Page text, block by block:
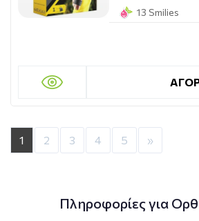
13 Smilies
1 2 3 4 5 »
Πληροφορίες για